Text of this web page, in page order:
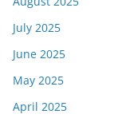
July 2025
June 2025
May 2025
April 2025